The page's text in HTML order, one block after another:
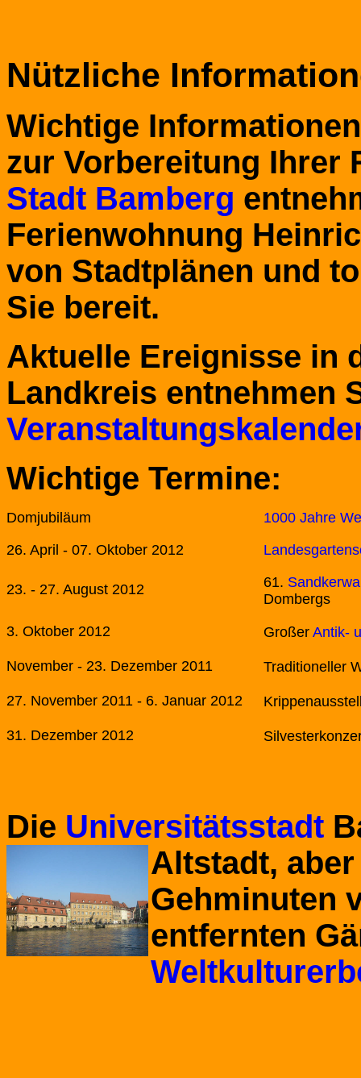
Nützliche
Wichtige
zur Vorbereitung Ihrer
Stadt Bamberg
Ferienwohnung
von Stadtplänen und
Sie bereit.
Aktuelle Ereignisse in
Landkreis entnehmen
Wichtige Termine:
Domjubiläum
1000 Jahre
26. April - 07. Oktober 2012
23. - 27. August 2012 61. Sandkerwa
Dombergs
3. Oktober 2012
Großer Antik-
November - 23. Dezember 2011 Traditioneller
27. November 2011 - 6. Januar 2012
31. Dezember 2012
Die Universitätsstadt
Altstadt,
Gehminuten
entfernten